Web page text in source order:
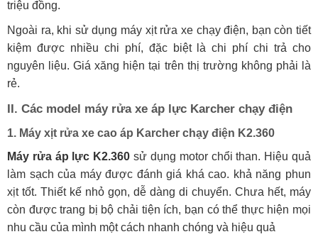
triệu đồng.
Ngoài ra, khi sử dụng máy xịt rửa xe chạy điện, bạn còn tiết
kiệm được nhiều chi phí, đặc biệt là chi phí chi trả cho
nguyên liệu. Giá xăng hiện tại trên thị trường không phải là
rẻ.
II. Các model máy rửa xe áp lực Karcher chạy điện
1. Máy xịt rửa xe cao áp Karcher chạy điện K2.360
Máy rửa áp lực K2.360 sử dụng motor chổi than. Hiệu quả
làm sạch của máy được đánh giá khá cao. khả năng phun
xịt tốt. Thiết kế nhỏ gọn, dễ dàng di chuyển. Chưa hết, máy
còn được trang bị bộ chải tiện ích, bạn có thể thực hiện mọi
nhu cầu của mình một cách nhanh chóng và hiệu quả